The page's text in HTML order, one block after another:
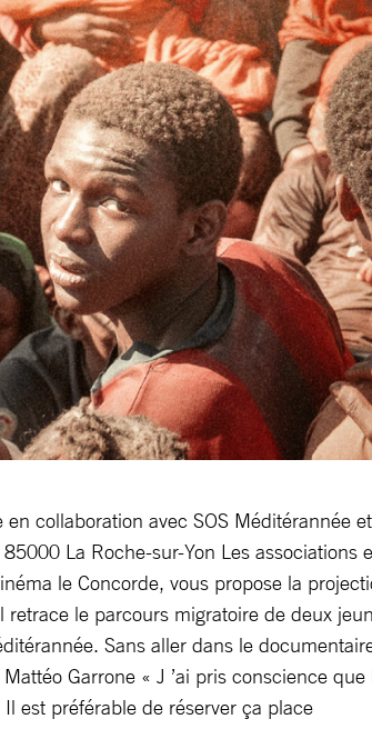
collaboration avec SOS Méditérannée
La Roche-sur-Yon Les associations
le Concorde, vous propose la
le parcours migratoire de deux
Sans aller dans le
Garrone « J ’ai pris conscience
est préférable de réserver ça place